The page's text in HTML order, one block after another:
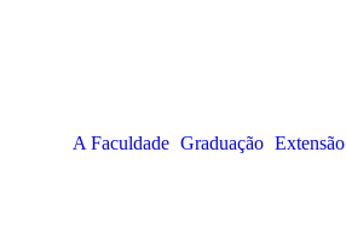
A Faculdade Graduação Extensão